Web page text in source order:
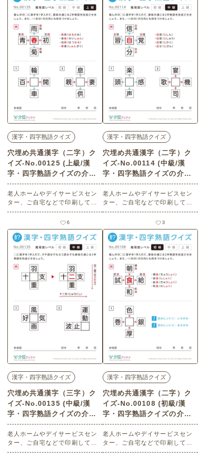
漢字・四字熟語クイズ
穴埋め共通漢字（二字）ク
イズ-No.00125 (上級/漢
字・四字熟語クイズの介護
レク素材)
老人ホームやデイサービスセン
ター、ご自宅などで印刷してお
使いいただける無料の高齢者向
け介護レク素材（漢字・四字熟
語クイズ・上級）です。
6
漢字・四字熟語クイズ
穴埋め共通漢字（二字）ク
イズ-No.00114 (中級/漢
字・四字熟語クイズの介護
レク素材)
老人ホームやデイサービスセン
ター、ご自宅などで印刷してお
使いいただける無料の高齢者向
け介護レク素材（漢字・四字熟
語クイズ・中級）です。
3
漢字・四字熟語クイズ
穴埋め共通漢字（三字）ク
イズ-No.00135 (中級/漢
字・四字熟語クイズの介護
レク素材)
老人ホームやデイサービスセン
ター、ご自宅などで印刷してお
使いいただける無料の高齢者向
漢字・四字熟語クイズ
穴埋め共通漢字（二字）ク
イズ-No.00108 (初級/漢
字・四字熟語クイズの介護
レク素材)
老人ホームやデイサービスセン
ター、ご自宅などで印刷してお
使いいただける無料の高齢者向